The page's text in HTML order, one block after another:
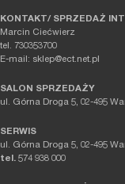
KONTAKT/ SPRZEDAŻ
Marcin Ciećwierz
tel. 730353700
E-mail: sklep@ect.net.pl
SALON SPRZEDAŻY
ul. Górna Droga 5, 02-495
SERWIS
ul. Górna Droga 5, 02-495
tel. 574 938 000